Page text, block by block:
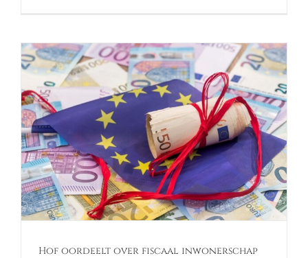
Hof oordeelt over fiscaal inwonerschap